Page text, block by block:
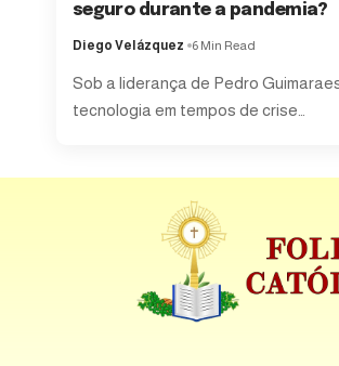
seguro durante a pandemia?
Diego Velázquez 6 Min Read
Sob a liderança de Pedro
tecnologia em tempos de crise…